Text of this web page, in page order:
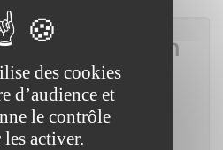
39-45
13 septembre 2025 à
des cookies
d’audience et
le contrôle
activer.